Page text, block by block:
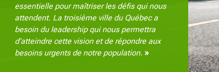
essentielle pour maîtriser les défis qui nous
attendent. La troisième ville du Québec a
besoin du leadership qui nous permettra
d’atteindre cette vision et de répondre aux
besoins urgents de notre population. »